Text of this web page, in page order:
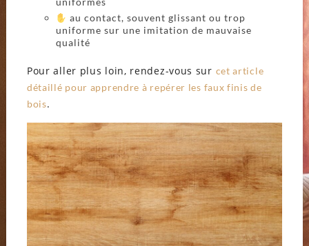
au contact, souvent glissant ou trop
uniforme sur une imitation de mauvaise
qualité
Pour aller plus loin, rendez-vous sur cet article
détaillé pour apprendre à repérer les faux finis de
bois.